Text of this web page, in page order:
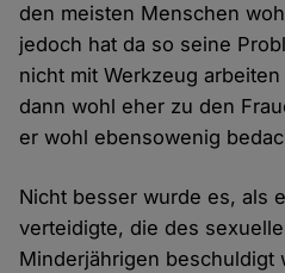
den meisten Menschen
jedoch hat da so seine
nicht mit Werkzeug
dann wohl eher zu den
er wohl ebensowenig
Nicht besser wurde es, als
verteidigte, die des
Minderjährigen beschuldigt